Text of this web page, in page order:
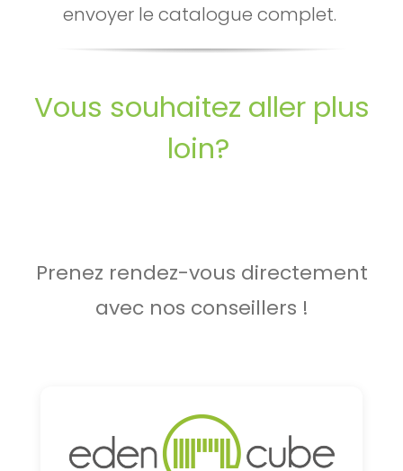
envoyer le catalogue complet.
Vous souhaitez aller plus
loin?
Prenez rendez-vous directement
avec nos conseillers !